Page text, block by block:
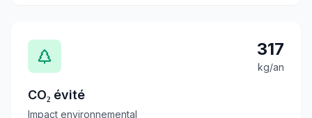
317
kg/an
CO₂ évité
Impact environnemental